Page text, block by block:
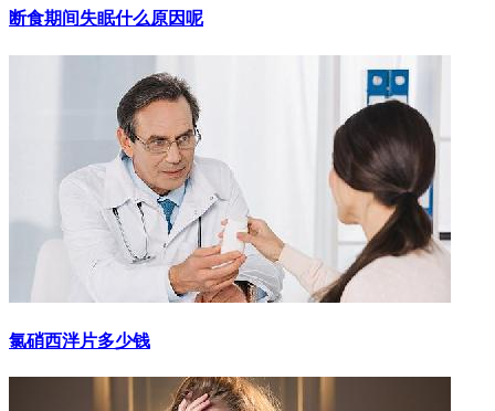
断食期间失眠什么原因呢
氯硝西泮片多少钱